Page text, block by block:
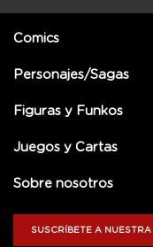
Comics
Personajes/Sagas
Figuras y Funkos
Juegos y Cartas
Sobre nosotros
SUSCRÍBETE A